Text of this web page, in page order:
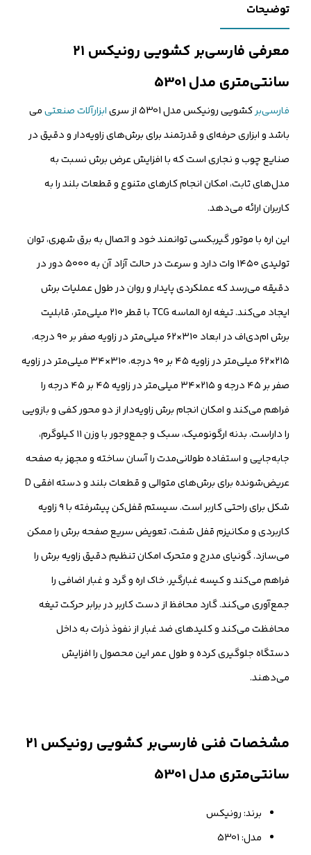
تماس می‌گیرند.
ثبت درخواست مشاوره رایگان
توضیحات
معرفی فارسی‌بر کشویی رونیکس ۲۱
سانتی‌متری مدل 5301
فارسی‌برکشویی رونیکس مدل 5301 از سری ابزارآلات صنعتیمی
باشد و ابزاری حرفه‌ای و قدرتمند برای برش‌های زاویه‌دار و دقیق در
صنایع چوب و نجاری است که با افزایش عرض برش نسبت به
مدل‌های ثابت، امکان انجام کارهای متنوع و قطعات بلند را به
کاربران ارائه می‌دهد.
این اره با موتور گیربکسی توانمند خود و اتصال به برق شهری، توان
تولیدی ۱۴۵۰ وات دارد و سرعت در حالت آزاد آن به ۵۰۰۰ دور در
دقیقه می‌رسد که عملکردی پایدار و روان در طول عملیات برش
ایجاد می‌کند. تیغه اره الماسه TCG با قطر ۲۱۰ میلی‌متر، قابلیت
برش ام‌دی‌اف در ابعاد ۳۱۰×۶۲ میلی‌متر در زاویه صفر بر ۹۰ درجه،
۲۱۵×۶۲ میلی‌متر در زاویه ۴۵ بر ۹۰ درجه، ۳۱۰×۳۴ میلی‌متر در زاویه
صفر بر ۴۵ درجه و ۲۱۵×۳۴ میلی‌متر در زاویه ۴۵ بر ۴۵ درجه را
فراهم می‌کند و امکان انجام برش زاویه‌دار از دو محور کفی و بازویی
را داراست. بدنه ارگونومیک، سبک و جمع‌وجور با وزن ۱۱ کیلوگرم،
جابه‌جایی و استفاده طولانی‌مدت را آسان ساخته و مجهز به صفحه
عریض‌شونده برای برش‌های متوالی و قطعات بلند و دسته افقی D
شکل برای راحتی کاربر است. سیستم قفل‌کن پیشرفته با ۹ زاویه
کاربردی و مکانیزم قفل شفت، تعویض سریع صفحه برش را ممکن
می‌سازد. گونیای مدرج و متحرک امکان تنظیم دقیق زاویه برش را
فراهم می‌کند و کیسه غبارگیر، خاک اره و گرد و غبار اضافی را
جمع‌آوری می‌کند. گارد محافظ از دست کاربر در برابر حرکت تیغه
محافظت می‌کند و کلیدهای ضد غبار از نفوذ ذرات به داخل
دستگاه جلوگیری کرده و طول عمر این محصول را افزایش
می‌دهند.
مشخصات فنی فارسی‌بر کشویی رونیکس ۲۱
سانتی‌متری مدل 5301
برند: رونیکس
مدل: 5301